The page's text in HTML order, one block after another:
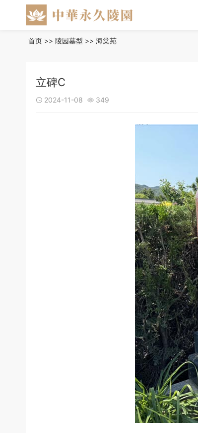
首页 >> 陵园墓型 >> 海棠苑
立碑C
 2024-11-08  349